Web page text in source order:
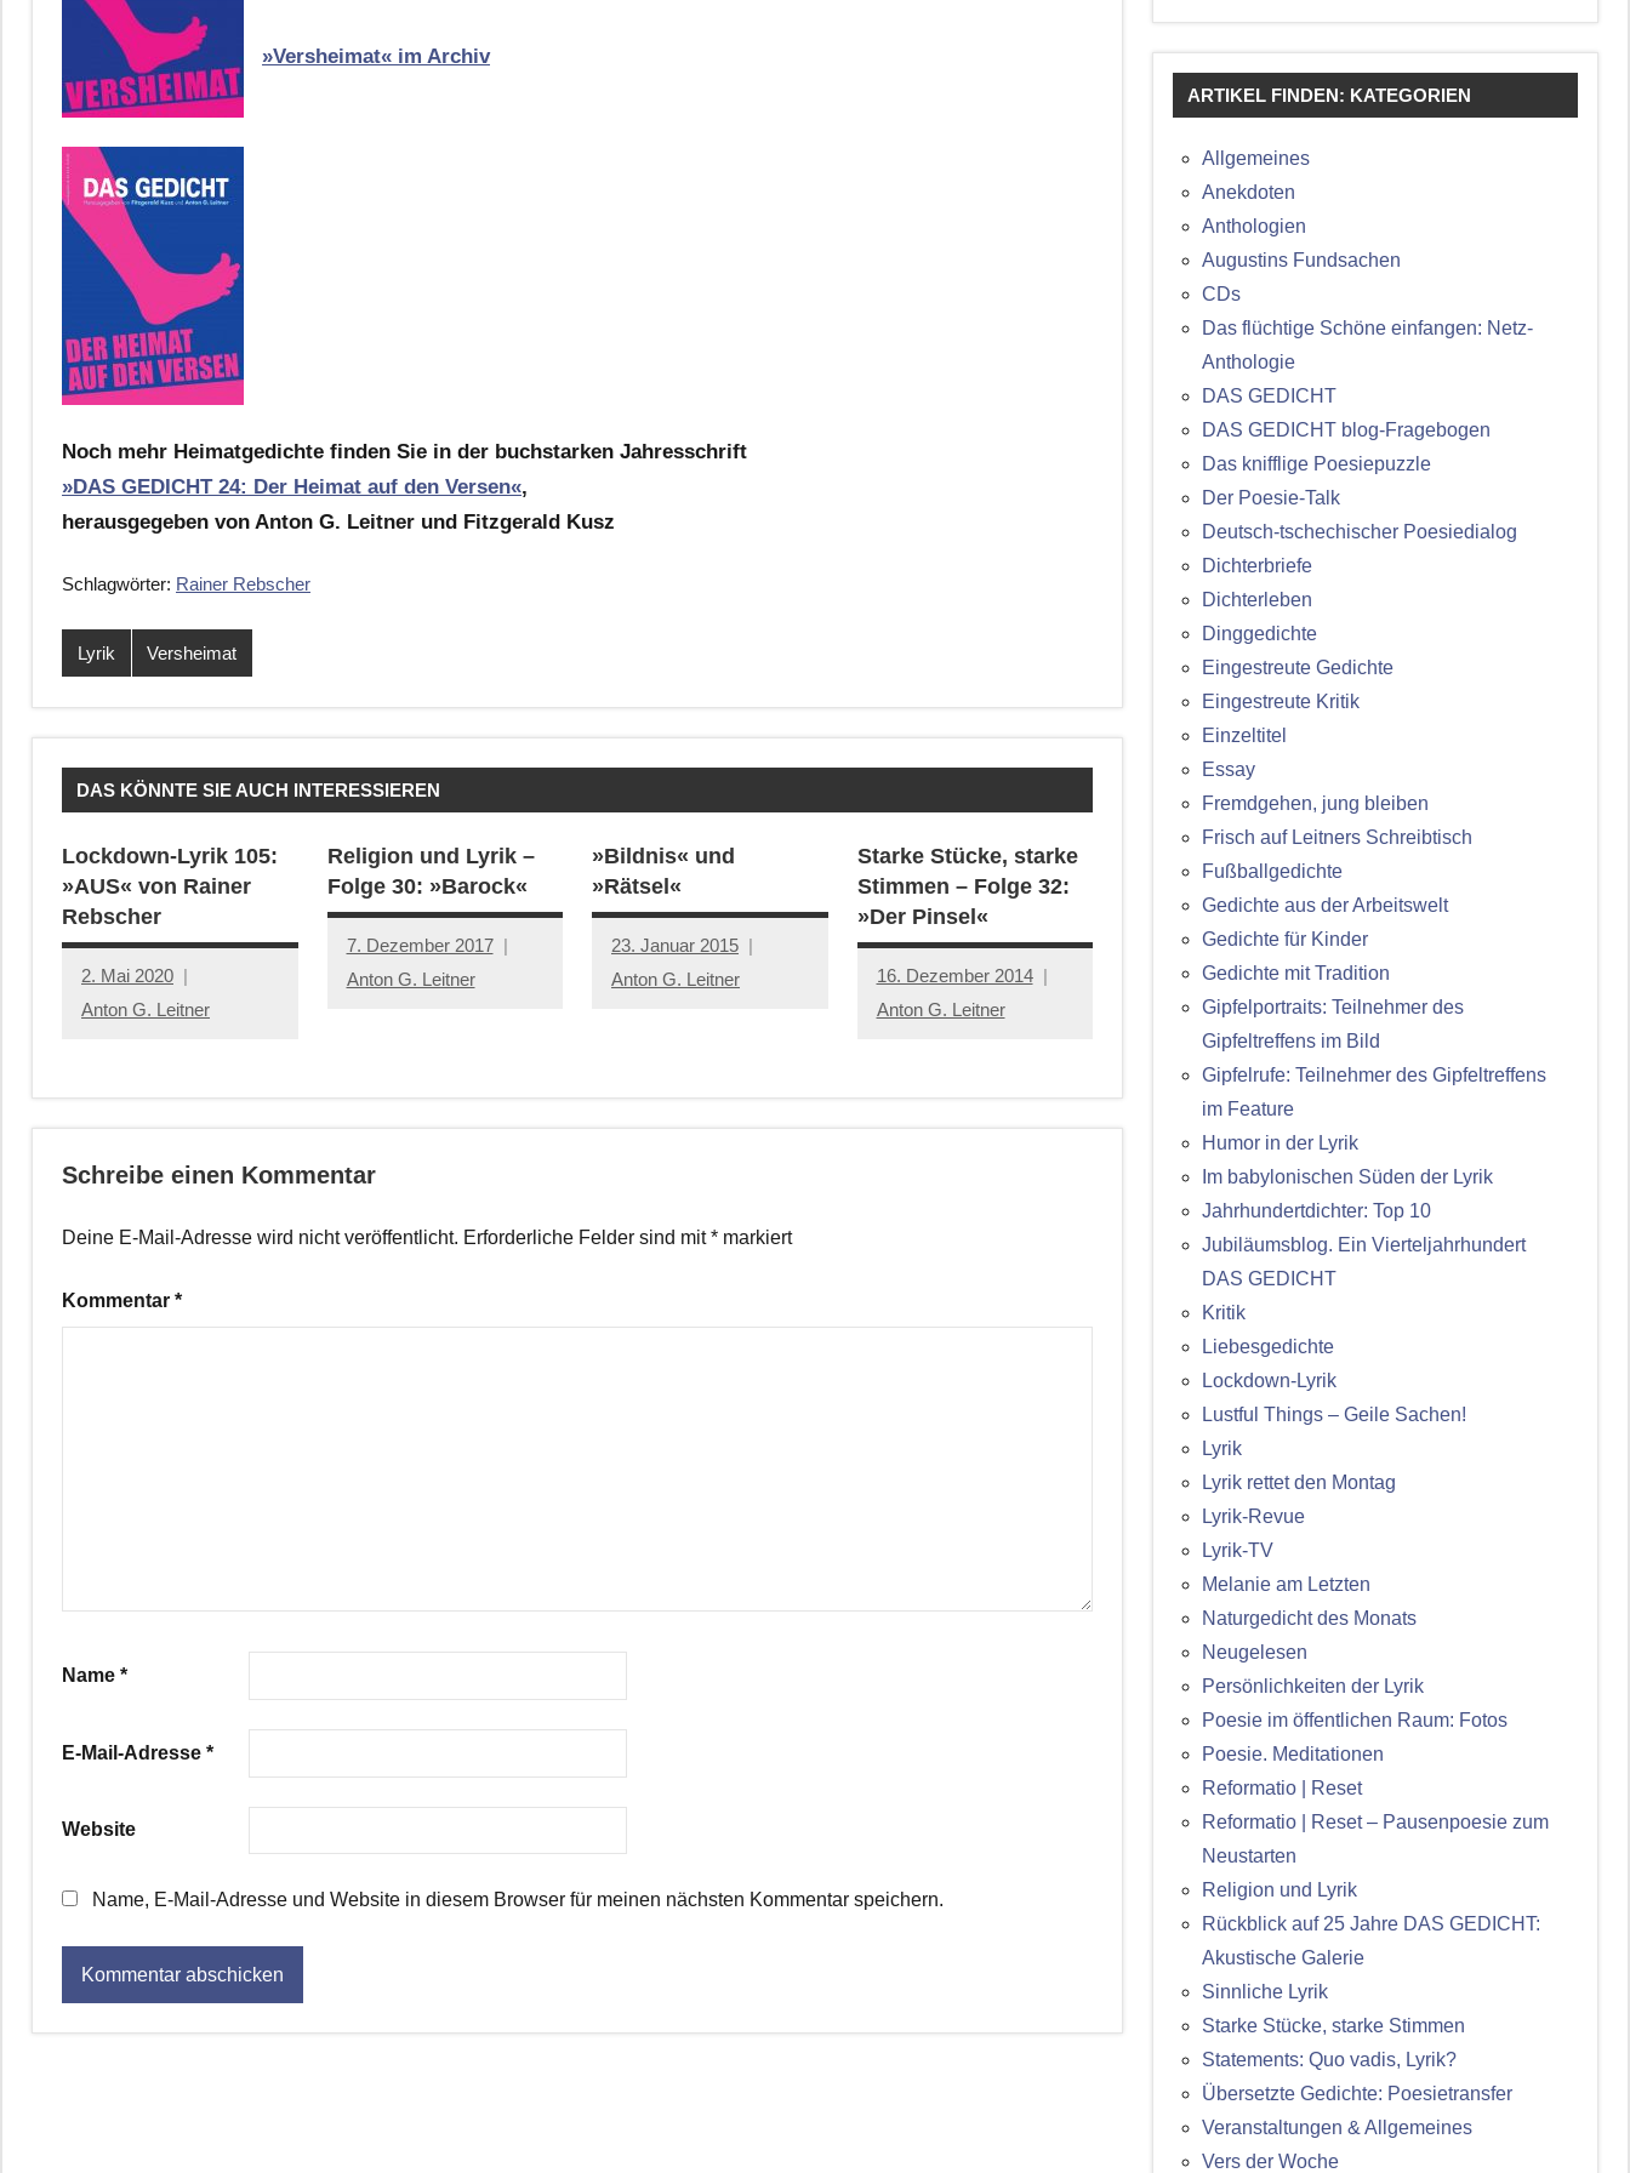
»Versheimat« im Archiv
Noch mehr Heimatgedichte finden Sie in der buchstarken Jahresschrift
»DAS GEDICHT 24: Der Heimat auf den Versen«,
herausgegeben von Anton G. Leitner und Fitzgerald Kusz
Schlagwörter: Rainer Rebscher
Lyrik Versheimat
DAS KÖNNTE SIE AUCH INTERESSIEREN
Lockdown-Lyrik 105:
»AUS« von Rainer
Rebscher
2. Mai 2020
Anton G. Leitner
Religion und Lyrik –
Folge 30: »Barock«
7. Dezember 2017
Anton G. Leitner
»Bildnis« und
»Rätsel«
23. Januar 2015
Anton G. Leitner
Starke Stücke, starke
Stimmen – Folge 32:
»Der Pinsel«
16. Dezember 2014
Anton G. Leitner
Schreibe einen Kommentar
Deine E-Mail-Adresse wird nicht veröffentlicht. Erforderliche Felder sind mit* markiert
Kommentar *
Name *
E-Mail-Adresse *
Website
Name, E-Mail-Adresse und Website in diesem Browser für meinen nächsten Kommentar speichern.
ARTIKEL FINDEN: KATEGORIEN
Allgemeines
Anekdoten
Anthologien
Augustins Fundsachen
CDs
Das flüchtige Schöne einfangen: Netz-
Anthologie
DAS GEDICHT
DAS GEDICHT blog-Fragebogen
Das knifflige Poesiepuzzle
Der Poesie-Talk
Deutsch-tschechischer Poesiedialog
Dichterbriefe
Dichterleben
Dinggedichte
Eingestreute Gedichte
Eingestreute Kritik
Einzeltitel
Essay
Fremdgehen, jung bleiben
Frisch auf Leitners Schreibtisch
Fußballgedichte
Gedichte aus der Arbeitswelt
Gedichte für Kinder
Gedichte mit Tradition
Gipfelportraits: Teilnehmer des
Gipfeltreffens im Bild
Gipfelrufe: Teilnehmer des Gipfeltreffens
im Feature
Humor in der Lyrik
Im babylonischen Süden der Lyrik
Jahrhundertdichter: Top 10
Jubiläumsblog. Ein Vierteljahrhundert
DAS GEDICHT
Kritik
Liebesgedichte
Lockdown-Lyrik
Lustful Things – Geile Sachen!
Lyrik
Lyrik rettet den Montag
Lyrik-Revue
Lyrik-TV
Melanie am Letzten
Naturgedicht des Monats
Neugelesen
Persönlichkeiten der Lyrik
Poesie im öffentlichen Raum: Fotos
Poesie. Meditationen
Reformatio | Reset
Reformatio | Reset – Pausenpoesie zum
Neustarten
Religion und Lyrik
Rückblick auf 25 Jahre DAS GEDICHT:
Akustische Galerie
Sinnliche Lyrik
Starke Stücke, starke Stimmen
Statements: Quo vadis, Lyrik?
Übersetzte Gedichte: Poesietransfer
Veranstaltungen & Allgemeines
Vers der Woche